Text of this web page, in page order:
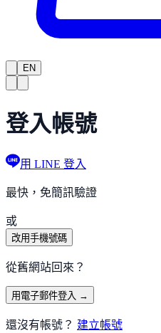
EN
登入帳號
用 LINE 登入
最快，免簡訊驗證
或
改用手機號碼
從舊網站回來？
用電子郵件登入 →
還沒有帳號？ 建立帳號